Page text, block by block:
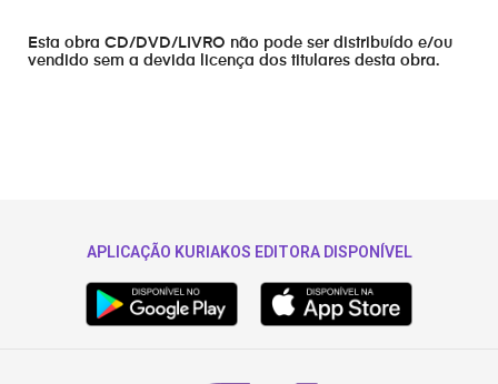
Esta obra CD/DVD/LIVRO não pode ser distribuído e/ou
vendido sem a devida licença dos titulares desta obra.
APLICAÇÃO KURIAKOS EDITORA DISPONÍVEL